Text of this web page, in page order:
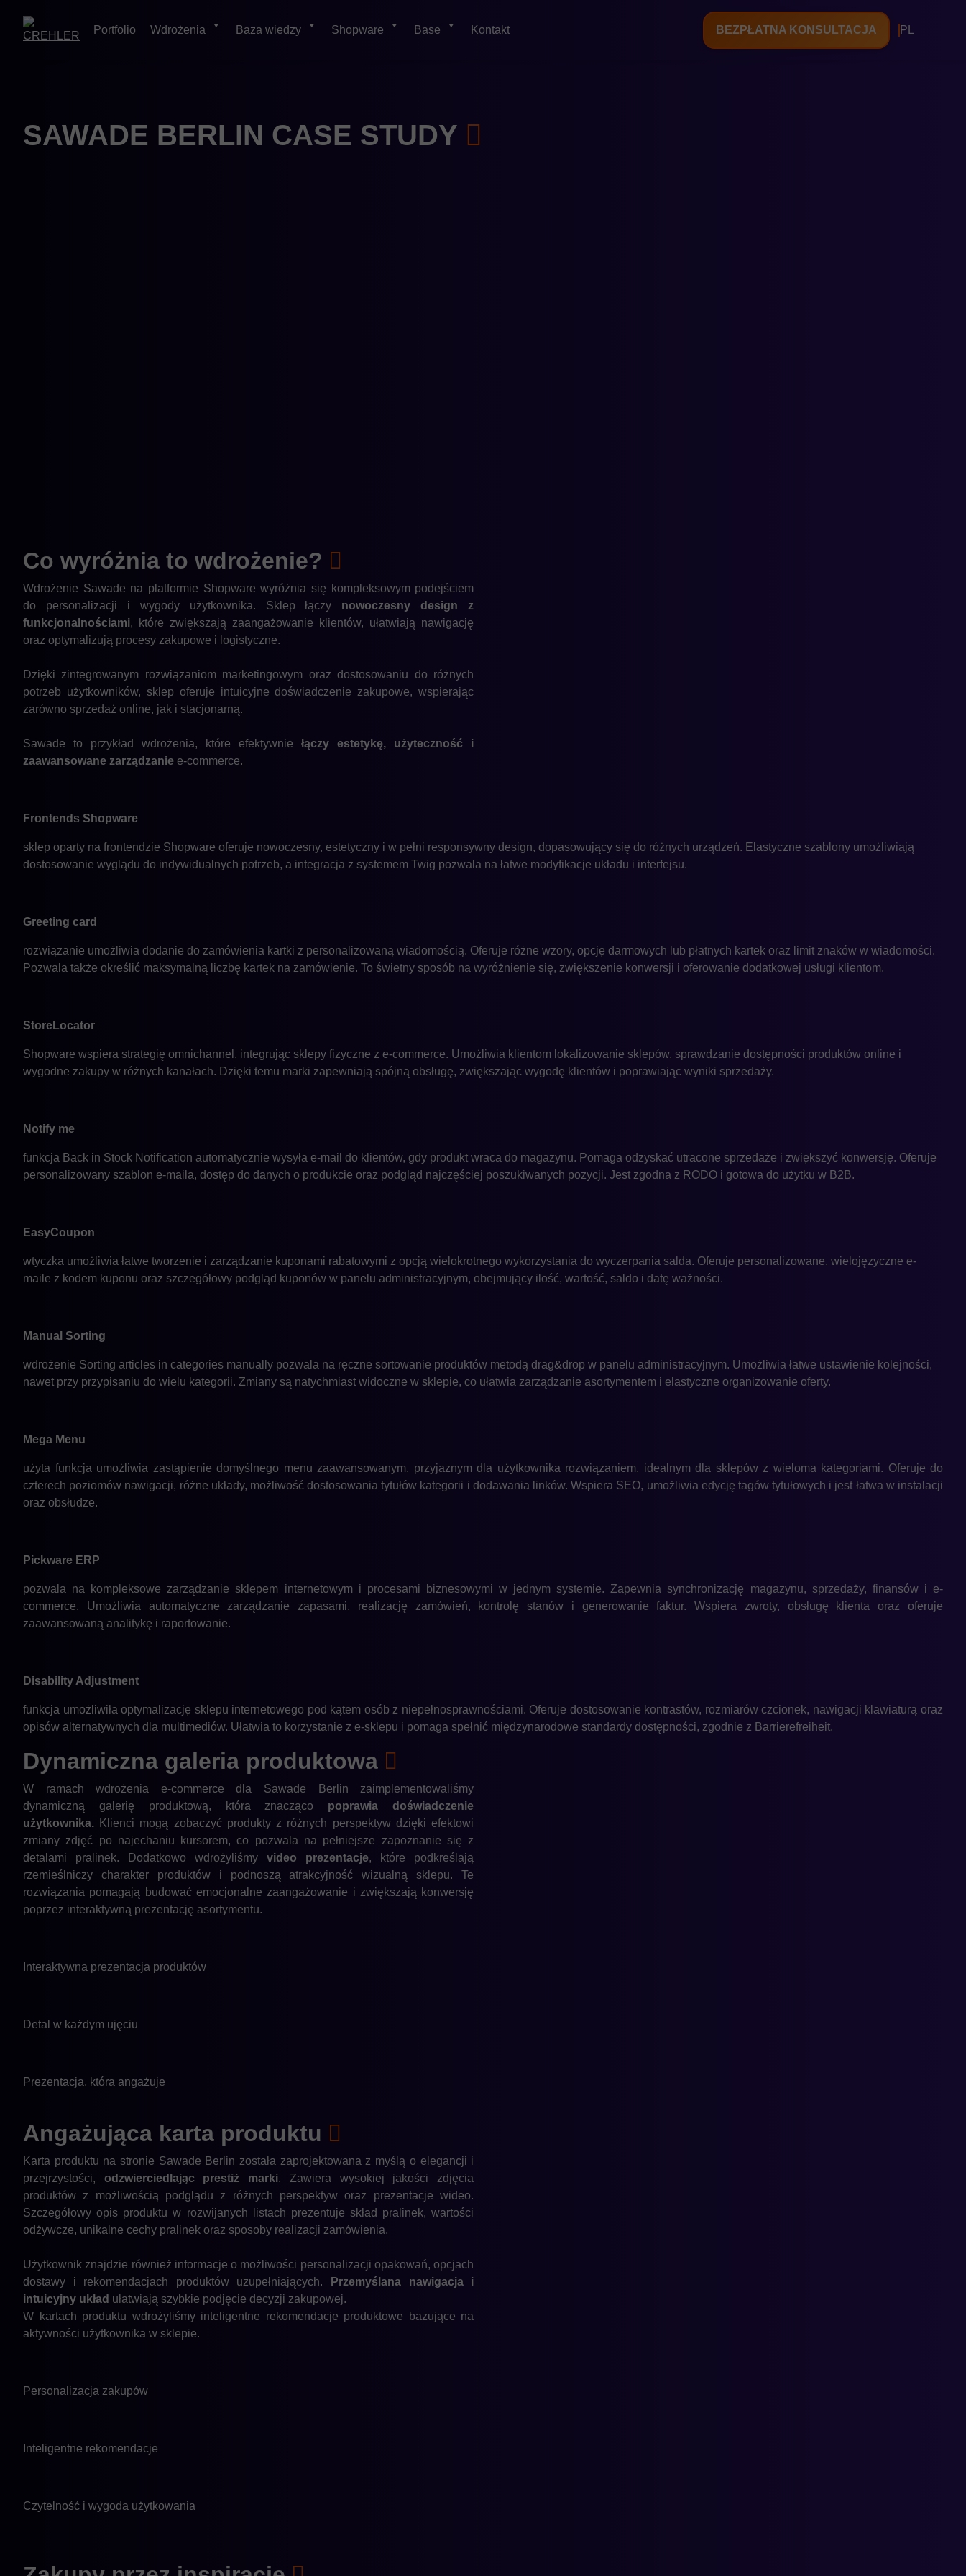
PL
Portfolio Wdrożenia Baza wiedzy Shopware Base Kontakt BEZPŁATNA KONSULTACJA
SAWADE BERLIN CASE STUDY
Co wyróżnia to wdrożenie?
Wdrożenie Sawade na platformie Shopware wyróżnia się kompleksowym podejściem
do personalizacji i wygody użytkownika. Sklep łączy nowoczesny design z
funkcjonalnościami, które zwiększają zaangażowanie klientów, ułatwiają nawigację
oraz optymalizują procesy zakupowe i logistyczne.
Dzięki zintegrowanym rozwiązaniom marketingowym oraz dostosowaniu do różnych
potrzeb użytkowników, sklep oferuje intuicyjne doświadczenie zakupowe, wspierając
zarówno sprzedaż online, jak i stacjonarną.
Sawade to przykład wdrożenia, które efektywniełączy estetykę, użyteczność i
zaawansowane zarządzanie e-commerce.
Frontends Shopware
sklep oparty na frontendzie Shopware oferuje nowoczesny, estetyczny i w pełni responsywny design, dopasowujący się do różnych urządzeń. Elastyczne szablony umożliwiają
dostosowanie wyglądu do indywidualnych potrzeb, a integracja z systemem Twig pozwala na łatwe modyfikacje układu i interfejsu.
Greeting card
rozwiązanie umożliwia dodanie do zamówienia kartki z personalizowaną wiadomością. Oferuje różne wzory, opcję darmowych lub płatnych kartek oraz limit znaków w wiadomości.
Pozwala także określić maksymalną liczbę kartek na zamówienie. To świetny sposób na wyróżnienie się, zwiększenie konwersji i oferowanie dodatkowej usługi klientom.
StoreLocator
Shopware wspiera strategię omnichannel, integrując sklepy fizyczne z e-commerce. Umożliwia klientom lokalizowanie sklepów, sprawdzanie dostępności produktów online i
wygodne zakupy w różnych kanałach. Dzięki temu marki zapewniają spójną obsługę, zwiększając wygodę klientów i poprawiając wyniki sprzedaży.
Notify me
funkcja Back in Stock Notification automatycznie wysyła e-mail do klientów, gdy produkt wraca do magazynu. Pomaga odzyskać utracone sprzedaże i zwiększyć konwersję. Oferuje
personalizowany szablon e-maila, dostęp do danych o produkcie oraz podgląd najczęściej poszukiwanych pozycji. Jest zgodna z RODO i gotowa do użytku w B2B.
EasyCoupon
wtyczka umożliwia łatwe tworzenie i zarządzanie kuponami rabatowymi z opcją wielokrotnego wykorzystania do wyczerpania salda. Oferuje personalizowane, wielojęzyczne e-
maile z kodem kuponu oraz szczegółowy podgląd kuponów w panelu administracyjnym, obejmujący ilość, wartość, saldo i datę ważności.
Manual Sorting
wdrożenie Sorting articles in categories manually pozwala na ręczne sortowanie produktów metodą drag&drop w panelu administracyjnym. Umożliwia łatwe ustawienie kolejności,
nawet przy przypisaniu do wielu kategorii. Zmiany są natychmiast widoczne w sklepie, co ułatwia zarządzanie asortymentem i elastyczne organizowanie oferty.
Mega Menu
użyta funkcja umożliwia zastąpienie domyślnego menu zaawansowanym, przyjaznym dla użytkownika rozwiązaniem, idealnym dla sklepów z wieloma kategoriami. Oferuje do
czterech poziomów nawigacji, różne układy, możliwość dostosowania tytułów kategorii i dodawania linków. Wspiera SEO, umożliwia edycję tagów tytułowych i jest łatwa w instalacji
oraz obsłudze.
Pickware ERP
pozwala na kompleksowe zarządzanie sklepem internetowym i procesami biznesowymi w jednym systemie. Zapewnia synchronizację magazynu, sprzedaży, finansów i e-
commerce. Umożliwia automatyczne zarządzanie zapasami, realizację zamówień, kontrolę stanów i generowanie faktur. Wspiera zwroty, obsługę klienta oraz oferuje
zaawansowaną analitykę i raportowanie.
Disability Adjustment
funkcja umożliwiła optymalizację sklepu internetowego pod kątem osób z niepełnosprawnościami. Oferuje dostosowanie kontrastów, rozmiarów czcionek, nawigacji klawiaturą oraz
opisów alternatywnych dla multimediów. Ułatwia to korzystanie z e-sklepu i pomaga spełnić międzynarodowe standardy dostępności, zgodnie z Barrierefreiheit.
Dynamiczna galeria produktowa
W ramach wdrożenia e-commerce dla Sawade Berlin zaimplementowaliśmy
dynamiczną galerię produktową, która znacząco poprawia doświadczenie
użytkownika. Klienci mogą zobaczyć produkty z różnych perspektyw dzięki efektowi
zmiany zdjęć po najechaniu kursorem, co pozwala na pełniejsze zapoznanie się z
detalami pralinek. Dodatkowo wdrożyliśmyvideo prezentacje, które podkreślają
rzemieślniczy charakter produktów i podnoszą atrakcyjność wizualną sklepu. Te
rozwiązania pomagają budować emocjonalne zaangażowanie i zwiększają konwersję
poprzez interaktywną prezentację asortymentu.
Interaktywna prezentacja produktów
Detal w każdym ujęciu
Prezentacja, która angażuje
Angażująca karta produktu
Karta produktu na stronie Sawade Berlin została zaprojektowana z myślą o elegancji i
przejrzystości, odzwierciedlając prestiż marki. Zawiera wysokiej jakości zdjęcia
produktów z możliwością podglądu z różnych perspektyw oraz prezentacje wideo.
Szczegółowy opis produktu w rozwijanych listach prezentuje skład pralinek, wartości
odżywcze, unikalne cechy pralinek oraz sposoby realizacji zamówienia.
Użytkownik znajdzie również informacje o możliwości personalizacji opakowań, opcjach
dostawy i rekomendacjach produktów uzupełniających.
Przemyślana nawigacja i
intuicyjny układ ułatwiają szybkie podjęcie decyzji zakupowej.
W kartach produktu wdrożyliśmy inteligentne rekomendacje produktowe bazujące na
aktywności użytkownika w sklepie.
Personalizacja zakupów
Inteligentne rekomendacje
Czytelność i wygoda użytkowania